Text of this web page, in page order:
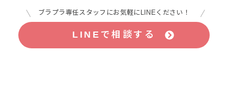
ブラプラ専任スタッフにお気軽にLINEください！
LINEで相談する